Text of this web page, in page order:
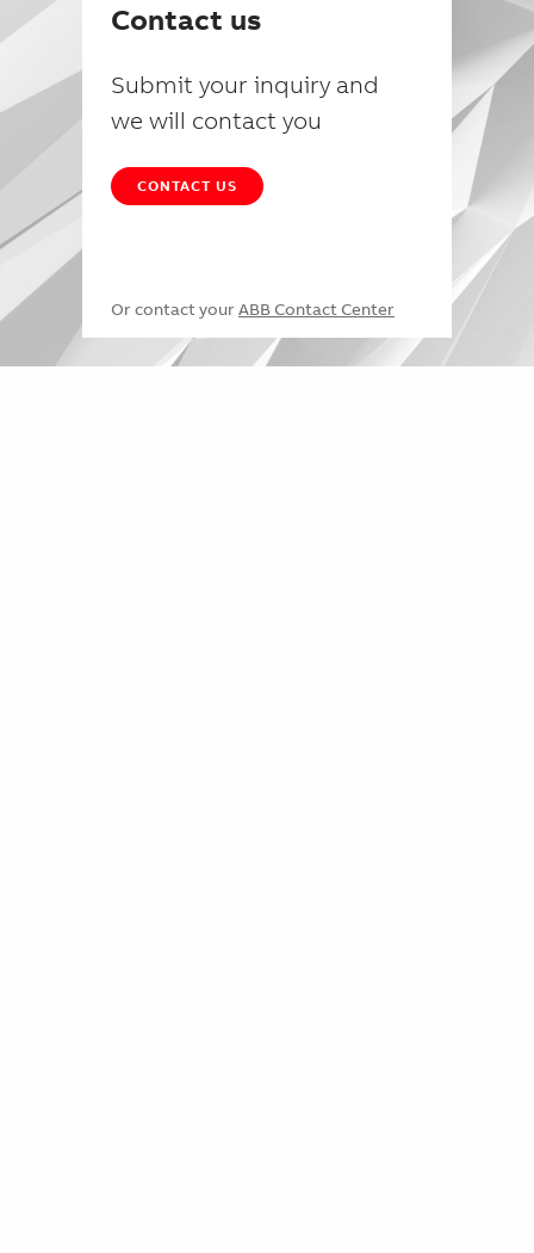
Contact us
Submit your inquiry and
we will contact you
CONTACT US
Or contact your ABB Contact Center